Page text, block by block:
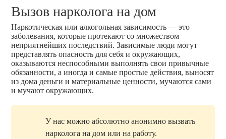
Вызов нарколога на дом
Наркотическая или алкогольная зависимость — это
заболевания, которые протекают со множеством
неприятнейших последствий. Зависимые люди могут
представлять опасность для себя и окружающих,
оказываются неспособными выполнять свои привычные
обязанности, а иногда и самые простые действия, выносят
из дома деньги и материальные ценности, мучаются сами
и мучают окружающих.
У нас можно абсолютно анонимно вызвать
нарколога на дом или на работу.